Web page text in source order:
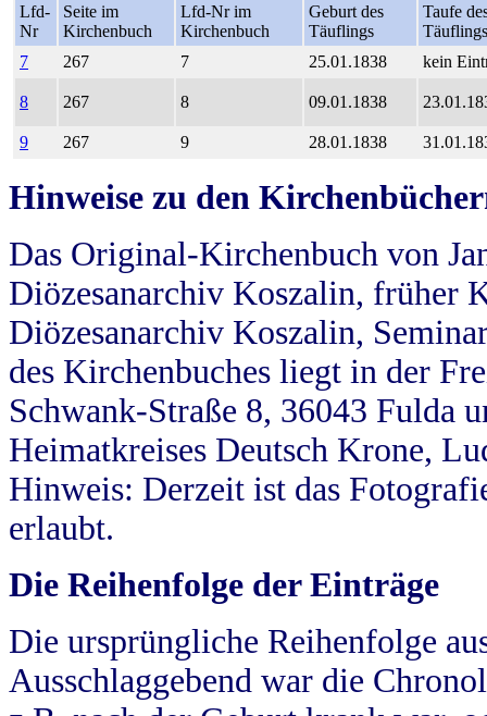
Lfd-
Nr
Seite im
Kirchenbuch
Lfd-Nr im
Kirchenbuch
Geburt des
Täuflings
Taufe
Täuflings
7
267 7 25.01.1838 kein
8 267 8 09.01.1838
9 267 9 28.01.1838
Hinweise zu den
Das Original-Kirchenbuch von
Diözesanarchiv Koszalin, früher
Diözesanarchiv Koszalin,
des Kirchenbuches liegt in der
Schwank-Straße 8, 36043 Fulda
Heimatkreises Deutsch Krone,
Hinweis: Derzeit ist das
erlaubt.
Die Reihenfolge der Einträge
Die ursprüngliche Reihenfolge
Ausschlaggebend war die